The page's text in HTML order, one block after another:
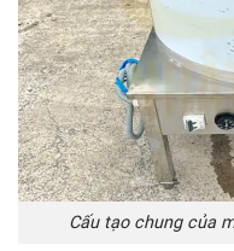
Cấu tạo chung của